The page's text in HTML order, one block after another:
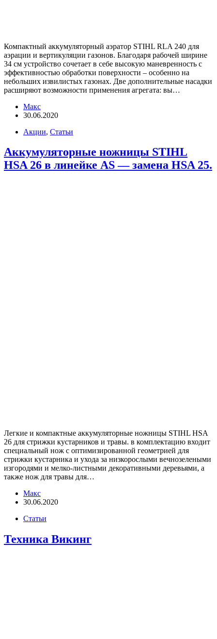
Компактный аккумуляторный аэратор STIHL RLA 240 для
аэрации и вертикуляции газонов. Благодаря рабочей ширине
34 см устройство сочетает в себе высокую маневренность с
эффективностью обработки поверхности – особенно на
небольших извилистых газонах. Две дополнительные насадки
расширяют возможности применения агрегата: вы…
Макс
30.06.2020
Акции, Статьи
Аккумуляторные ножницы STIHL
HSA 26 в линейке AS — замена HSA 25.
Легкие и компактные аккумуляторные ножницы STIHL HSA
26 для стрижки кустарников и травы. в комплектацию входит
специальный нож с оптимизированной геометрией для
стрижки кустарника и ухода за низкорослыми вечнозелеными
изгородями и мелко-листными декоративными деревьями, а
также нож для травы для…
Макс
30.06.2020
Статьи
Техника Викинг